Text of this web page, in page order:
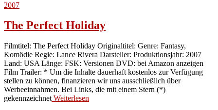
2007
The Perfect Holiday
Filmtitel: The Perfect Holiday Originaltitel: Genre: Fantasy,
Komödie Regie: Lance Rivera Darsteller: Produktionsjahr: 2007
Land: USA Länge: FSK: Versionen DVD: bei Amazon anzeigen
Film Trailer: * Um die Inhalte dauerhaft kostenlos zur Verfügung
stellen zu können, finanzieren wir uns ausschließlich über
Werbeeinnahmen. Bei Links, die mit einem Stern (*)
gekennzeichnet Weiterlesen